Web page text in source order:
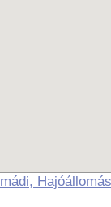
Hajóállomás